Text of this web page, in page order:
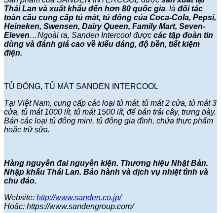
Thái Lan và xuất khẩu đến hơn 80 quốc gia, là đối tác
toàn cầu cung cấp tủ mát, tủ đông của Coca-Cola, Pepsi,
Heineken, Swensen, Dairy Queen, Family Mart, Seven-
Eleven…Ngoài ra, Sanden Intercool được các tập đoàn tin
dùng và đánh giá cao về kiểu dáng, độ bền, tiết kiệm
điện.
TỦ ĐÔNG, TỦ MÁT SANDEN INTERCOOL
Tại Việt Nam, cung cấp các loại tủ mát, tủ mát 2 cửa, tủ mát 3
cửa, tủ mát 1000 lít, tủ mát 1500 lít, để bán trái cây, trưng bày.
Bán các loại tủ đông mini, tủ đông gia đình, chứa thực phẩm
hoặc trữ sữa.
Hàng nguyên đai nguyên kiện. Thương hiệu Nhật Bản.
Nhập khẩu Thái Lan. Bảo hành và dịch vụ nhiệt tình và
chu đáo.
Website: http://www.sanden.co.jp/
Hoặc: https://www.sandengroup.com/